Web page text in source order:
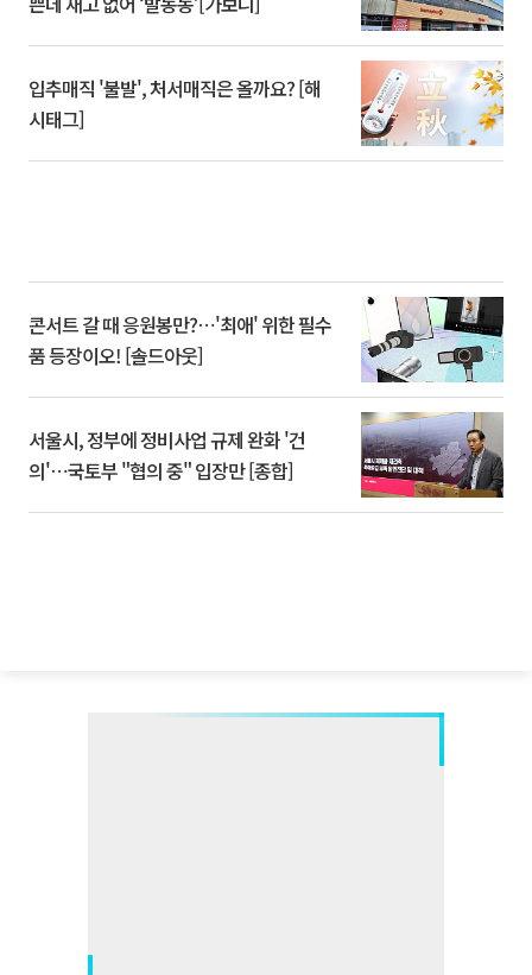
입추매직 '불발', 처서매직은 올까요? [해
시태그]
콘서트 갈 때 응원봉만?⋯'최애' 위한 필수
품 등장이오! [솔드아웃]
서울시, 정부에 정비사업 규제 완화 '건
의'⋯국토부 "협의 중" 입장만 [종합]